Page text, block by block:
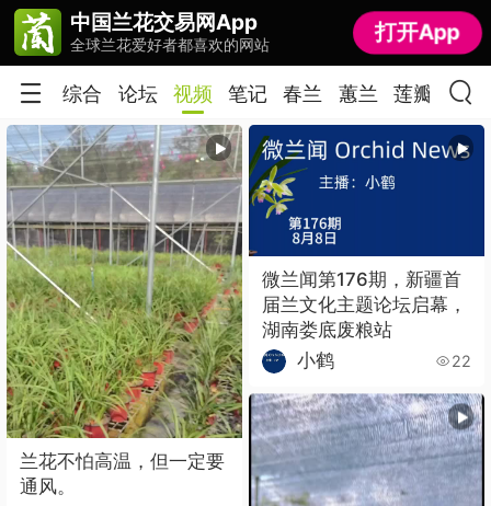
中国兰花交易网App
全球兰花爱好者都喜欢的网站 打开App
中国兰花交易网App
全球兰花爱好者都喜欢的网站 打开App
综合 论坛 视频 笔记 春兰 蕙兰 莲瓣 春剑
兰花不怕高温，但一定要
通风。
微兰闻第176期，新疆首
届兰文化主题论坛启幕，
湖南娄底废粮站
小鹤
22